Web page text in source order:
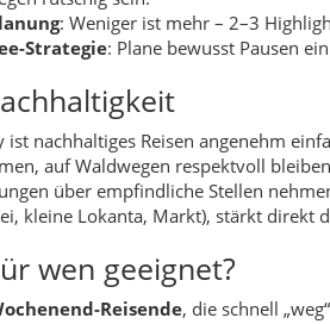
, die Natur ohne
Travel-Menschen, die
nach Herzhaftem, nach „gut
Suppen, Grillgerichte,
der hier nie nur Getränk ist, sondern
in denen auch Familien sitzen: Das
Idee (eigene Unterseite):
warum in Wald- und Feldregionen